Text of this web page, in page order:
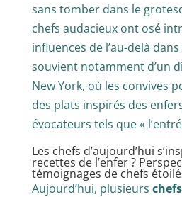
sans tomber dans le
chefs audacieux ont osé
influences de l’au-delà
souvient notamment d’un
New York, où les convives
des plats inspirés des
évocateurs tels que «
Les chefs d’aujourd’hui
recettes de l’enfer ?
témoignages de chefs
Aujourd’hui, plusieurs